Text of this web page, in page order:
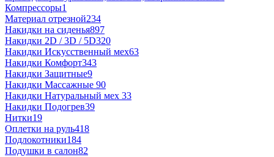
Компрессоры1
Материал отрезной234
Накидки на сиденья897
Накидки 2D / 3D / 5D320
Накидки Искусственный мех63
Накидки Комфорт343
Накидки Защитные9
Накидки Массажные 90
Накидки Натуральный мех 33
Накидки Подогрев39
Нитки19
Оплетки на руль418
Подлокотники184
Подушки в салон82